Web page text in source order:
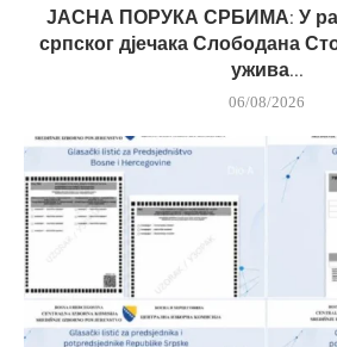
ЈАСНА ПОРУКА СРБИМА: У
српског дјечака Слободана
ужива...
06/08/2026